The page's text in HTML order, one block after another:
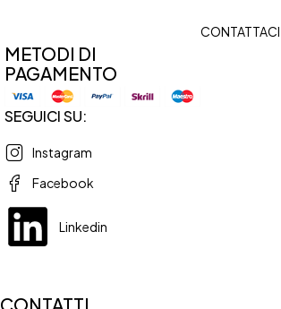
CONTATTACI
METODI DI
PAGAMENTO
SEGUICI SU:
Instagram
Facebook
Linkedin
CONTATTI